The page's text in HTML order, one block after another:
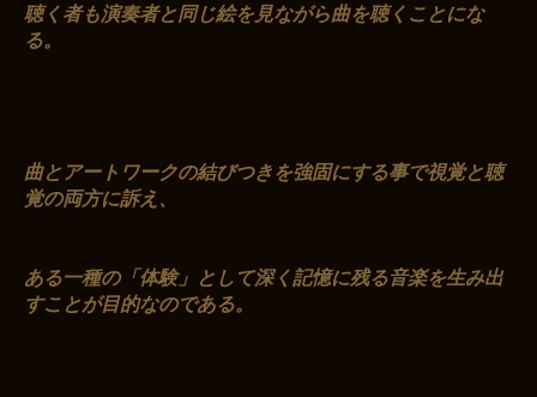
聴く者も演奏者と同じ絵を見ながら曲を聴くことにな
る。
曲とアートワークの結びつきを強固にする事で視覚と聴
覚の両方に訴え、
ある一種の「体験」として深く記憶に残る音楽を生み出
すことが目的なのである。